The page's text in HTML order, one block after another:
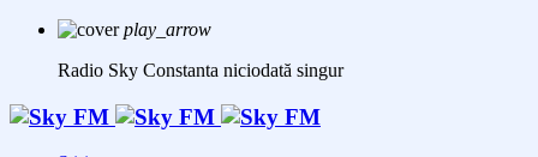
play_arrow
Radio Sky Constanta niciodată singur